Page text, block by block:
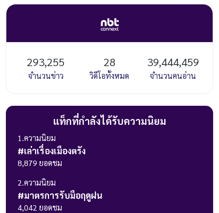
293,255
จำนวนข่าว
28
วิดีโอทั้งหมด
39,444,459
จำนวนคนอ่าน
แท็กที่กำลังได้รับความนิยม
1 .ความนิยม
#เล่าเรื่องเมืองตรัง
8,879 ยอดชม
2.ความนิยม
#มาตรการรับมือฤดูฝน
4,042 ยอดชม